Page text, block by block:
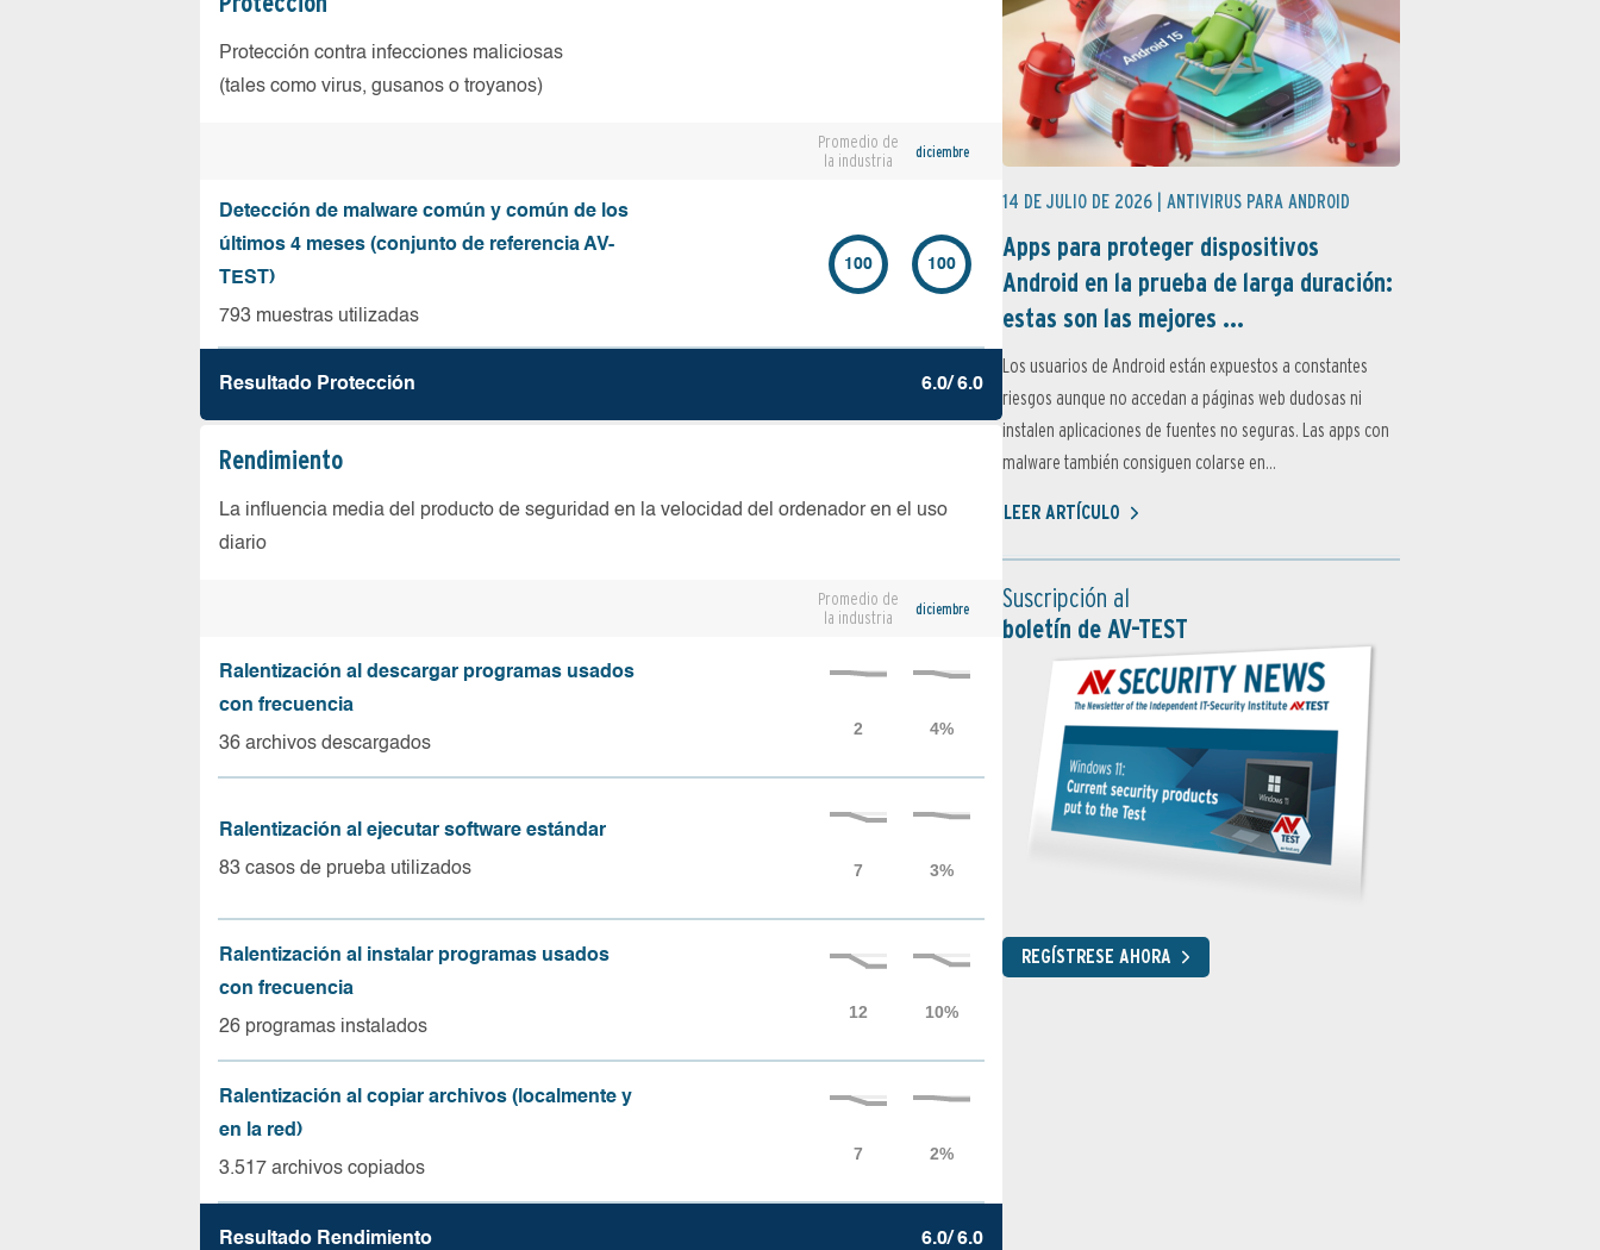
Protección contra infecciones maliciosas
(tales como virus, gusanos o troyanos)
Promedio de
la industria
diciembre
Detección de malware común y común de los
últimos 4 meses (conjunto de referencia AV-
TEST)
793 muestras utilizadas
100 100
Resultado Protección 6.0/ 6.0
Rendimiento
La influencia media del producto de seguridad en la velocidad del ordenador en el uso
diario
Promedio de
la industria
diciembre
Ralentización al descargar programas usados
con frecuencia
36 archivos descargados
Ralentización al ejecutar software estándar
83 casos de prueba utilizados
Ralentización al instalar programas usados
con frecuencia
26 programas instalados
Ralentización al copiar archivos (localmente y
en la red)
3.517 archivos copiados
Resultado Rendimiento 6.0/ 6.0
14 DE JULIO DE 2026 | ANTIVIRUS PARA ANDROID
Apps para proteger dispositivos
Android en la prueba de larga duración:
estas son las mejores ...
Los usuarios de Android están expuestos a constantes
riesgos aunque no accedan a páginas web dudosas ni
instalen aplicaciones de fuentes no seguras. Las apps con
malware también consiguen colarse en...
LEER ARTÍCULO
Suscripción al
boletín de AV-TEST
REGÍSTRESE AHORA